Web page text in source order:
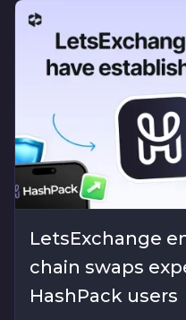
LetsExchange
chain swaps
HashPack users